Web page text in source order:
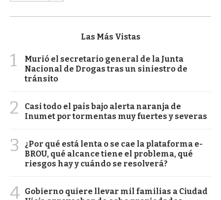
Las Más Vistas
1
Murió el secretario general de la Junta
Nacional de Drogas tras un siniestro de
tránsito
2
Casi todo el país bajo alerta naranja de
Inumet por tormentas muy fuertes y severas
3
¿Por qué está lenta o se cae la plataforma e-
BROU, qué alcance tiene el problema, qué
riesgos hay y cuándo se resolverá?
4 Gobierno quiere llevar mil familias a Ciudad